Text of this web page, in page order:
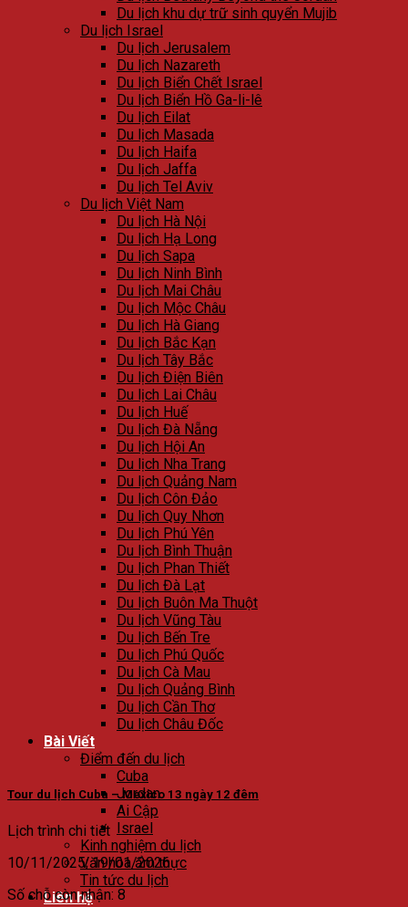
Du lịch khu dự trữ sinh quyển Mujib
Du lịch Israel
Du lịch Jerusalem
Du lịch Nazareth
Du lịch Biển Chết Israel
Du lịch Biển Hồ Ga-li-lê
Du lịch Eilat
Du lịch Masada
Du lịch Haifa
Du lịch Jaffa
Du lịch Tel Aviv
Du lịch Việt Nam
Du lịch Hà Nội
Du lịch Hạ Long
Du lịch Sapa
Du lịch Ninh Bình
Du lịch Mai Châu
Du lịch Mộc Châu
Du lịch Hà Giang
Du lịch Bắc Kạn
Du lịch Tây Bắc
Du lịch Điện Biên
Du lịch Lai Châu
Du lịch Huế
Du lịch Đà Nẵng
Du lịch Hội An
Du lịch Nha Trang
Du lịch Quảng Nam
Du lịch Côn Đảo
Du lịch Quy Nhơn
Du lịch Phú Yên
Du lịch Bình Thuận
Du lịch Phan Thiết
Du lịch Đà Lạt
Du lịch Buôn Ma Thuột
Du lịch Vũng Tàu
Du lịch Bến Tre
Du lịch Phú Quốc
Du lịch Cà Mau
Du lịch Quảng Bình
Du lịch Cần Thơ
Du lịch Châu Đốc
Bài Viết
Điểm đến du lịch
Cuba
Jordan
Ai Cập
Israel
Kinh nghiệm du lịch
Văn hóa ẩm thực
Tin tức du lịch
Liên hệ
Tour du lịch Cuba – Mexico 13 ngày 12 đêm
Lịch trình chi tiết
10/11/2025; 19/01/2026
Số chỗ còn nhận: 8